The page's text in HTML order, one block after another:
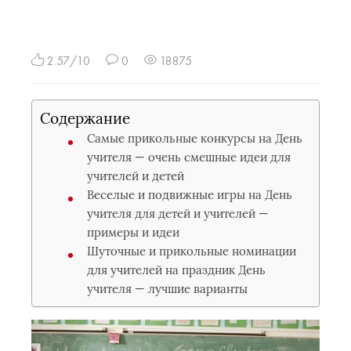
2.57/10 0 18875
Содержание
Самые прикольные конкурсы на День
учителя — очень смешные идеи для
учителей и детей
Веселые и подвижные игры на День
учителя для детей и учителей —
примеры и идеи
Шуточные и прикольные номинации
для учителей на праздник День
учителя — лучшие варианты